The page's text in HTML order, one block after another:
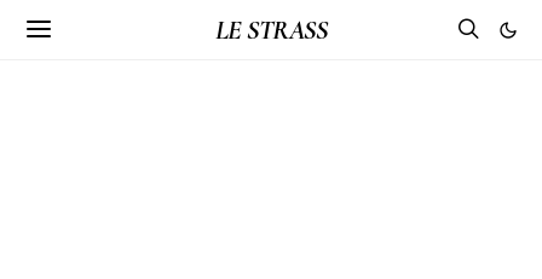
LE STRASS